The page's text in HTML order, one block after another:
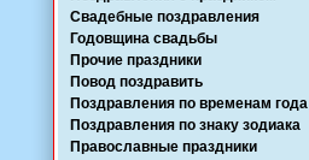
Свадебные поздравления
Годовщина свадьбы
Прочие праздники
Повод поздравить
Поздравления по временам года
Поздравления по знаку зодиака
Православные праздники